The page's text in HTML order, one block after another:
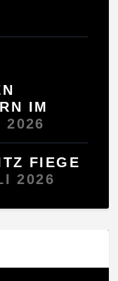
IM A
2026
FIEGE
2026